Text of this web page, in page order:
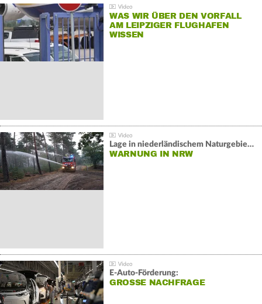
WAS WIR ÜBER DEN VORFALL
AM LEIPZIGER FLUGHAFEN
WISSEN
Lage in niederländischem Naturgebiet stabil
WARNUNG IN NRW
E-Auto-Förderung:
GROSSE NACHFRAGE